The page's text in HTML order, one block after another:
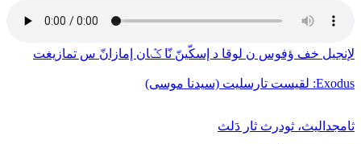
لإنجيل خف ﺅفوس ن لوقا د إسكّينّ نّا ݣان إمازانّ س تمازيغت
Exodus: لقيست تارسليت (سيدنا موسى)
ثامجداليث، ثودرث ثار دَلث